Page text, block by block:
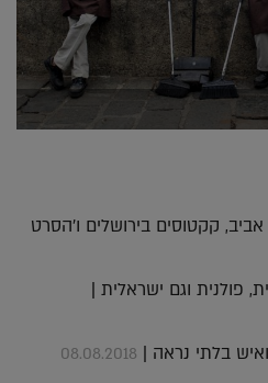
קקטוסים בירושלים ו'הסרט
פולנית וגם ישראלית |
בלתי נראה | 08.08.2018